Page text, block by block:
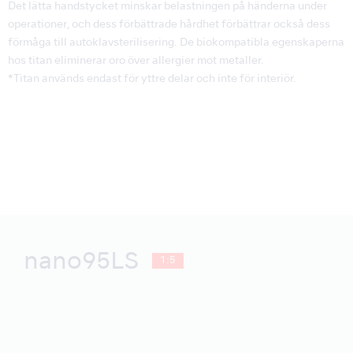
Det lätta handstycket minskar belastningen på händerna under
operationer, och dess förbättrade hårdhet förbättrar också dess
förmåga till autoklavsterilisering. De biokompatibla egenskaperna
hos titan eliminerar oro över allergier mot metaller.
*Titan används endast för yttre delar och inte för interiör.
nano95LS 1:5